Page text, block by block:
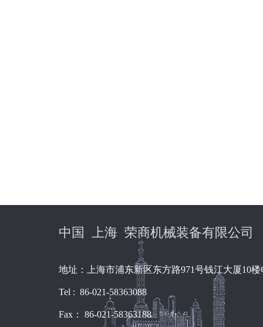
中国 上海 荣商机械装备有限公司
地址：上海市浦东新区东方路971号钱江大厦10楼
Tel : 86-021-58363088
Fax： 86-021-58363188